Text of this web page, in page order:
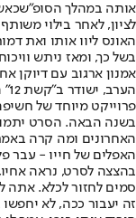
אותה במהלך הסופ"ש
לציון, לאחר בילוי
האונס ליוו אותו ואת
בשל כך, ומאז ניתש
אמנון ארגוב עם דיוקן
בשנה הבאה. הסרט
האחרונים ומה קרה
האפלים של חייו - עבר
בהצצה לסרט, נראה אחיו,
סמים לחזור לכלא. אתה
זה יעבור ככה, לא יחפשו